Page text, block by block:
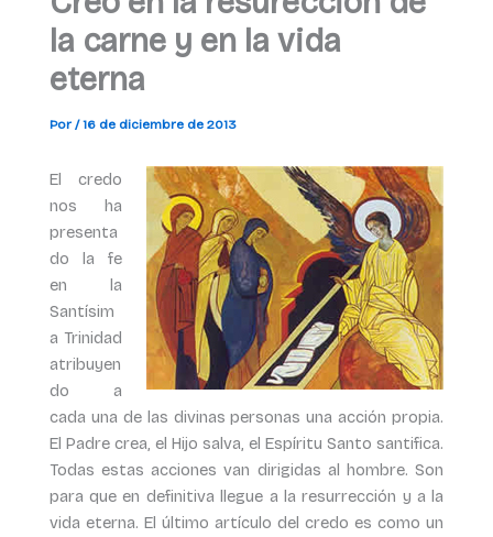
la carne y en la vida
eterna
Por /16 de diciembre de 2013
El credo
nos ha
presenta
do la fe
en la
Santísim
a Trinidad
atribuyen
do a
cada una de las divinas personas una acción propia.
El Padre crea, el Hijo salva, el Espíritu Santo santifica.
Todas estas acciones van dirigidas al hombre. Son
para que en definitiva llegue a la resurrección y a la
vida eterna. El último artículo del credo es como un